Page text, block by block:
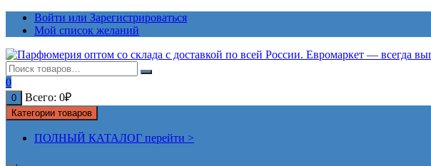
ПерейтиВойти или Зарегистрироваться
Мой список желаний
0
0 Всего: 0₽
Категории товаров
ПОЛНЫЙ КАТАЛОГ перейти >